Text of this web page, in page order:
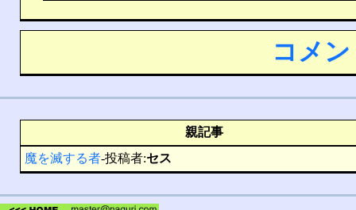
コメ
親記事
魔を滅する者-投稿者:セス